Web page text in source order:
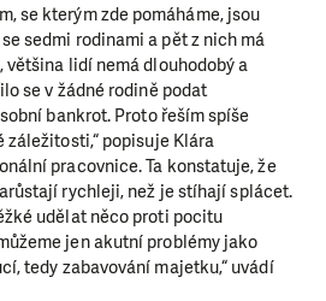
se kterým zde pomáháme, jsou
sedmi rodinami a pět z nich má
většina lidí nemá dlouhodobý a
se v žádné rodině podat
bankrot. Proto řeším spíše
popisuje Klára
pracovnice. Ta konstatuje, že
rychleji, než je stíhají splácet.
udělat něco proti pocitu
jen akutní problémy jako
tedy zabavování majetku,“ uvádí